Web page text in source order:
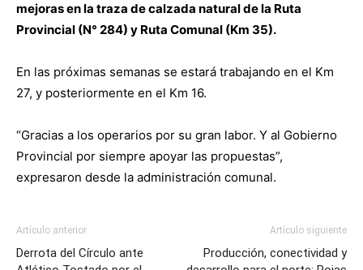
mejoras en la traza de calzada natural de la Ruta
Provincial (N° 284) y Ruta Comunal (Km 35).
En las próximas semanas se estará trabajando en el Km
27, y posteriormente en el Km 16.
“Gracias a los operarios por su gran labor. Y al Gobierno
Provincial por siempre apoyar las propuestas”,
expresaron desde la administración comunal.
Artículo anterior
Derrota del Círculo ante
Artículo siguiente
Producción, conectividad y